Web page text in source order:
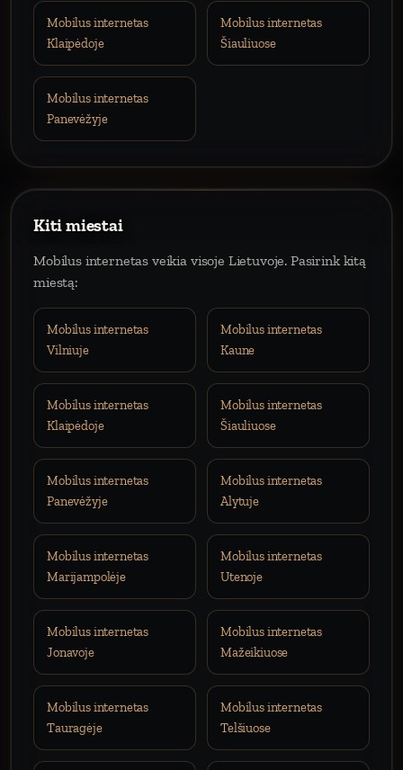
Mobilus internetas
Klaipėdoje
Mobilus internetas
Šiauliuose
Mobilus internetas
Panevėžyje
Kiti miestai
Mobilus internetas veikia visoje Lietuvoje. Pasirink kitą
miestą:
Mobilus internetas
Vilniuje
Mobilus internetas
Kaune
Mobilus internetas
Klaipėdoje
Mobilus internetas
Šiauliuose
Mobilus internetas
Panevėžyje
Mobilus internetas
Alytuje
Mobilus internetas
Marijampolėje
Mobilus internetas
Utenoje
Mobilus internetas
Jonavoje
Mobilus internetas
Mažeikiuose
Mobilus internetas
Tauragėje
Mobilus internetas
Telšiuose